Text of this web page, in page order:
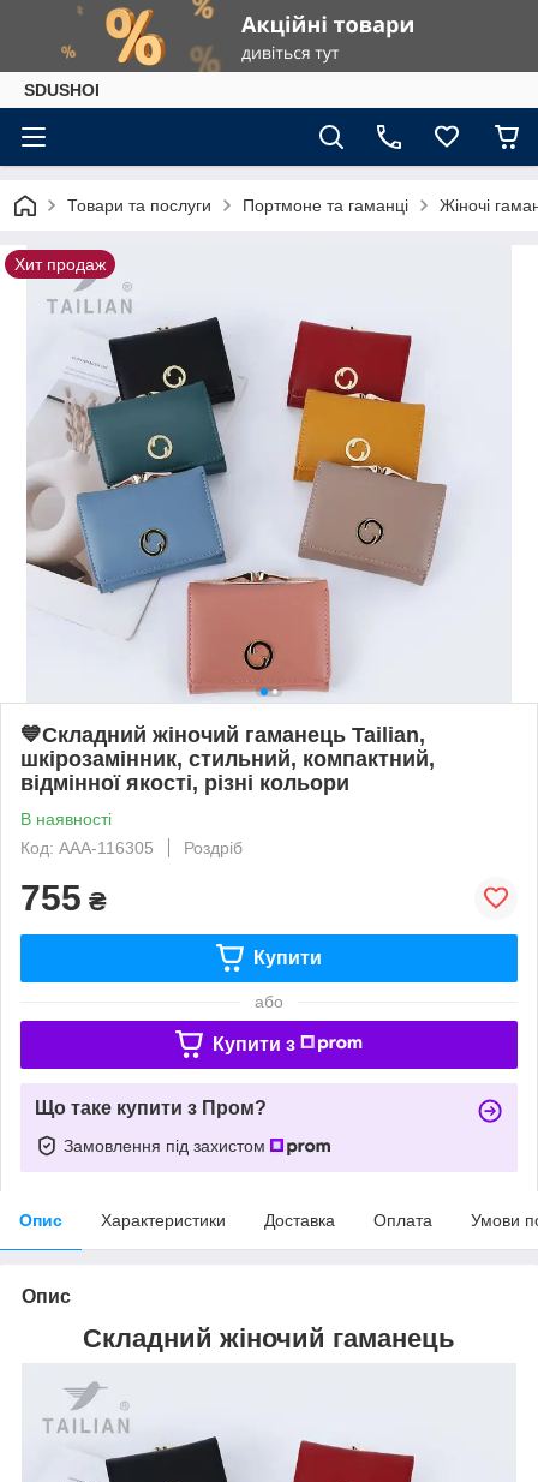
SDUSHOI
Товари та послуги Портмоне та гаманці Жіночі
Хит продаж
💙Складний жіночий гаманець Tailian,
шкірозамінник, стильний, компактний,
відмінної якості, різні кольори
В наявності
Код: AAA-116305
Роздріб
755 ₴
Купити
або
Купити з
Що таке купити з Пром?
Замовлення під захистом
Опис Характеристики Доставка Оплата Умови
Опис
Складний жіночий гаманець